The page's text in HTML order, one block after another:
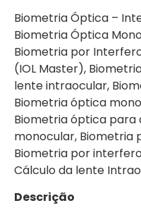
Biometria Óptica –
Biometria Óptica
Biometria por
(IOL Master),
lente intraocular,
Biometria óptica
Biometria óptica
monocular,
Biometria por
Cálculo da lente
Descrição